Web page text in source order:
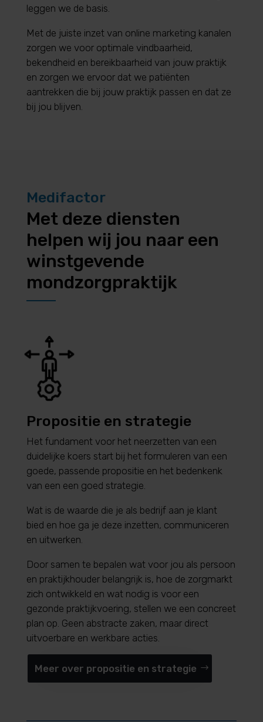
leggen we de basis.
Met de juiste inzet van online marketing kanalen
zorgen we voor optimale vindbaarheid,
bekendheid en bereikbaarheid van jouw praktijk
en zorgen we ervoor dat we patiënten
aantrekken die bij jouw praktijk passen en dat ze
bij jou blijven.
Medifactor
Met deze diensten
helpen wij jou naar een
winstgevende
mondzorgpraktijk
Propositie en strategie
Het fundament voor het neerzetten van een
duidelijke koers start bij het formuleren van een
goede, passende propositie en het bedenkenk
van een een goed strategie.
Wat is de waarde die je als bedrijf aan je klant
bied en hoe ga je deze inzetten, communiceren
en uitwerken.
Door samen te bepalen wat voor jou als persoon
en praktijkhouder belangrijk is, hoe de zorgmarkt
zich ontwikkeld en wat nodig is voor een
gezonde praktijkvoering, stellen we een concreet
plan op. Geen abstracte zaken, maar direct
uitvoerbare en werkbare acties.
Meer over propositie en strategie